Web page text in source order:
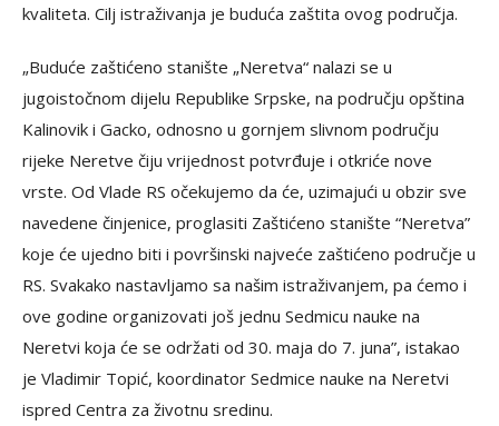
kvaliteta. Cilj istraživanja je buduća zaštita ovog područja.
„Buduće zaštićeno stanište „Neretva“ nalazi se u
jugoistočnom dijelu Republike Srpske, na području opština
Kalinovik i Gacko, odnosno u gornjem slivnom području
rijeke Neretve čiju vrijednost potvrđuje i otkriće nove
vrste. Od Vlade RS očekujemo da će, uzimajući u obzir sve
navedene činjenice, proglasiti Zaštićeno stanište “Neretva”
koje će ujedno biti i površinski najveće zaštićeno područje u
RS. Svakako nastavljamo sa našim istraživanjem, pa ćemo i
ove godine organizovati još jednu Sedmicu nauke na
Neretvi koja će se održati od 30. maja do 7. juna”, istakao
je Vladimir Topić, koordinator Sedmice nauke na Neretvi
ispred Centra za životnu sredinu.